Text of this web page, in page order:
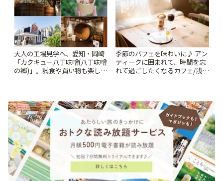
大人の工場見学へ、愛知・岡崎
「カクキュー八丁味噌(八丁味噌
の郷)」。試食や買い物も楽しみ
季節のパフェを味わいに♪ アン
ティークに囲まれて、時間を忘
れて過ごしたくなるカフェ/浅草